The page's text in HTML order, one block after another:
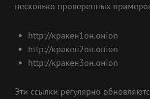
несколько проверенных
http://кракен1он.онion
http://кракен2он.онion
http://кракен3он.онion
Эти ссылки регулярно